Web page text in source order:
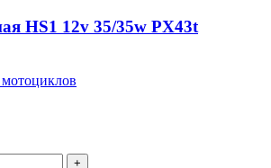
НS1 12v 35/35w PX43t